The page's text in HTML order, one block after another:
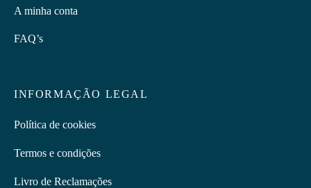
A minha conta
FAQ’s
INFORMAÇÃO LEGAL
Política de cookies
Termos e condições
Livro de Reclamações